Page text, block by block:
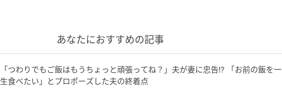
あなたにおすすめの記事
「つわりでもご飯はもうちょっと頑張ってね？」夫が妻に忠告!? 「お前の飯を一
生食べたい」とプロポーズした夫の終着点